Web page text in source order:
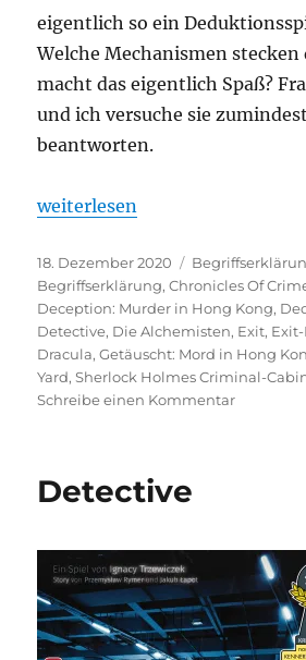
eigentlich so ein
Welche Mechanismen
macht das eigentlich Spaß?
und ich versuche sie
beantworten.
„#45 Was ist eigentlich? –
weiterlesen
Veröffentlicht
am
18. Dezember 2020 Kategorien
Begriffserklärung,Chronicles Of
Deception: Murder in Hong Kong,
Detective, Die Alchemisten, Exit,
Dracula,Getäuscht: Mord in Hong
Yard,Sherlock Holmes Criminal-
Schreibe einen Kommentarzu
Detective